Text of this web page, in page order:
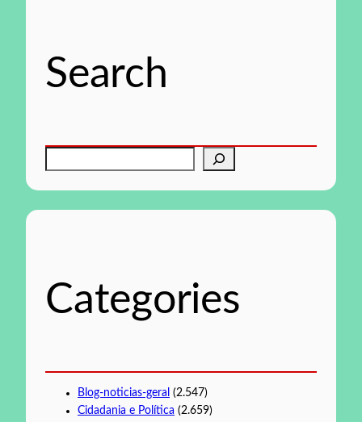
Search
aCategories
Blog-noticias-geral (2.547)
Cidadania e Política (2.659)